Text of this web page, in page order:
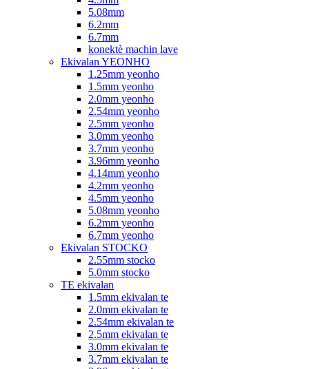
5.08mm
6.2mm
6.7mm
konektè machin lave
Ekivalan YEONHO
1.25mm yeonho
1.5mm yeonho
2.0mm yeonho
2.54mm yeonho
2.5mm yeonho
3.0mm yeonho
3.7mm yeonho
3.96mm yeonho
4.14mm yeonho
4.2mm yeonho
4.5mm yeonho
5.08mm yeonho
6.2mm yeonho
6.7mm yeonho
Ekivalan STOCKO
2.55mm stocko
5.0mm stocko
TE ekivalan
1.5mm ekivalan te
2.0mm ekivalan te
2.54mm ekivalan te
2.5mm ekivalan te
3.0mm ekivalan te
3.7mm ekivalan te